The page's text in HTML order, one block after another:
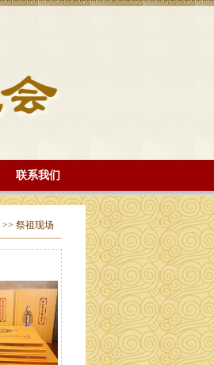
联系我们
>> 祭祖现场